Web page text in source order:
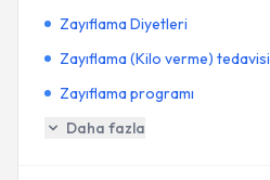
Zayıflama Diyetleri
Zayıflama (Kilo verme) tedavisi
Zayıflama programı
Daha fazla